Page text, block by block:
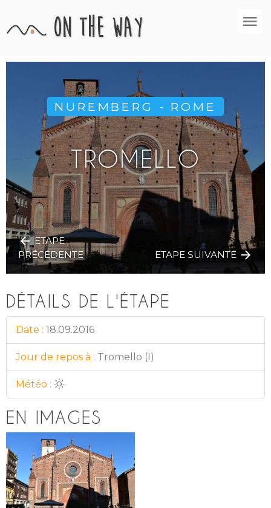
on the way
NUREMBERG - ROME
TROMELLO
ETAPE
PRÉCÉDENTE
ETAPE SUIVANTE
DÉTAILS DE L'ÉTAPE
Date 18.09.2016
Jour de repos à Tromello (I)
Météo
EN IMAGES